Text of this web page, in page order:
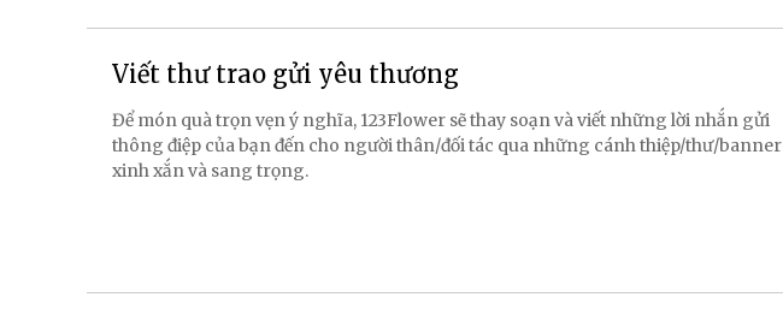
Viết thư trao gửi yêu thương
Để món quà trọn vẹn ý nghĩa, 123Flower sẽ thay soạn và viết những lời nhắn gửi
thông điệp của bạn đến cho người thân/đối tác qua những cánh thiệp/thư/banner
xinh xắn và sang trọng.